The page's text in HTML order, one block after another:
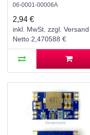
Abwärtswandler, 2 A,
12..20 V zu 1,8 V / 2,5 V
/ 3,3 V / 5 V / 9 V / 12 V
oder ADJ, fest oder
variabel einstellbar, mit
Potentiometer
06-0001-00006A
2,94 €
inkl. MwSt. zzgl. Versand
Netto 2,470588 €